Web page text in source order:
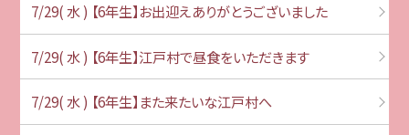
7/29( 水 ) 【6年生】お出迎えありがとうございました
7/29( 水 ) 【6年生】江戸村で昼食をいただきます
7/29( 水 ) 【6年生】また来たいな江戸村へ